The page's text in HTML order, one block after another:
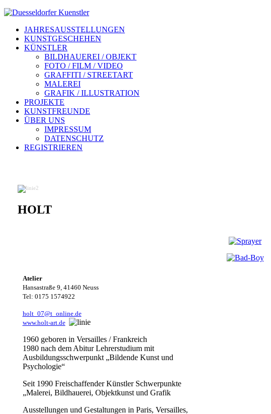
JAHRESAUSSTELLUNGEN
KUNSTGESCHEHEN
KÜNSTLER
BILDHAUEREI / OBJEKT
FOTO / FILM / VIDEO
GRAFFITI / STREETART
MALEREI
GRAFIK / ILLUSTRATION
PROJEKTE
KUNSTFREUNDE
ÜBER UNS
IMPRESSUM
DATENSCHUTZ
REGISTRIEREN
HOLT
Atelier
Hansastraße 9, 41460 Neuss
Tel: 0175 1574922
holt_07@t_online.de
www.holt-art.de
1960 geboren in Versailles / Frankreich
1980 nach dem Abitur Lehrerstudium mit
Ausbildungsschwerpunkt „Bildende Kunst und
Psychologie“
Seit 1990 Freischaffender Künstler Schwerpunkte
„Malerei, Bildhauerei, Objektkunst und Grafik
Ausstellungen und Gestaltungen in Paris, Versailles,